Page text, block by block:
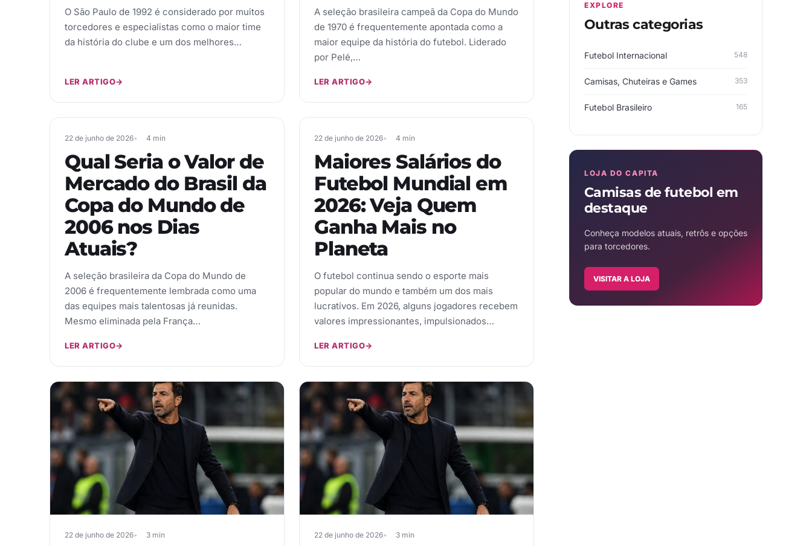
O São Paulo de 1992 é considerado por muitos
torcedores e especialistas como o maior time
da história do clube e um dos melhores…
LER ARTIGO→
A seleção brasileira campeã da Copa do Mundo
de 1970 é frequentemente apontada como a
maior equipe da história do futebol. Liderado
por Pelé,…
LER ARTIGO→
22 de junho de 2026 4 min
Qual Seria o Valor de
Mercado do Brasil da
Copa do Mundo de
2006 nos Dias
Atuais?
A seleção brasileira da Copa do Mundo de
2006 é frequentemente lembrada como uma
das equipes mais talentosas já reunidas.
Mesmo eliminada pela França…
LER ARTIGO→
22 de junho de 2026 4 min
Maiores Salários do
Futebol Mundial em
2026: Veja Quem
Ganha Mais no
Planeta
O futebol continua sendo o esporte mais
popular do mundo e também um dos mais
lucrativos. Em 2026, alguns jogadores recebem
valores impressionantes, impulsionados…
LER ARTIGO→
22 de junho de 2026 3 min 22 de junho de 2026 3 min
EXPLORE
Outras categorias
Futebol Internacional 548
Camisas, Chuteiras e Games 353
Futebol Brasileiro 165
LOJA DO CAPITA
Camisas de futebol em
destaque
Conheça modelos atuais, retrôs e opções
para torcedores.
VISITAR A LOJA